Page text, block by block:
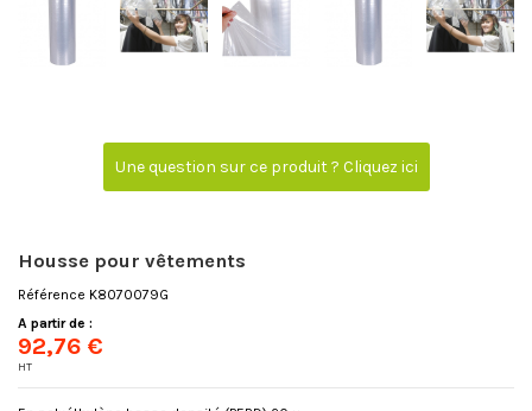
Une question sur ce produit ? Cliquez ici
Housse pour vêtements
Référence K8070079G
A partir de :
92,76 €
HT